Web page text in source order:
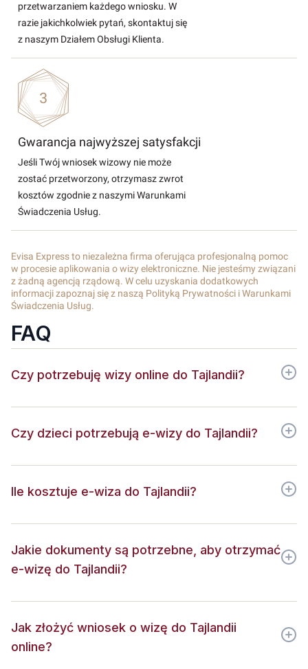
przetwarzaniem każdego wniosku. W
razie jakichkolwiek pytań, skontaktuj się
z naszym Działem Obsługi Klienta.
Gwarancja najwyższej satysfakcji
Jeśli Twój wniosek wizowy nie może
zostać przetworzony, otrzymasz zwrot
kosztów zgodnie z naszymi Warunkami
Świadczenia Usług.
Evisa Express to niezależna firma oferująca profesjonalną pomoc
w procesie aplikowania o wizy elektroniczne. Nie jesteśmy związani
z żadną agencją rządową. W celu uzyskania dodatkowych
informacji zapoznaj się z naszą Polityką Prywatności i Warunkami
Świadczenia Usług.
FAQ
Czy potrzebuję wizy online do Tajlandii?
Czy dzieci potrzebują e-wizy do Tajlandii?
Ile kosztuje e-wiza do Tajlandii?
Jakie dokumenty są potrzebne, aby otrzymać
e-wizę do Tajlandii?
Jak złożyć wniosek o wizę do Tajlandii
online?